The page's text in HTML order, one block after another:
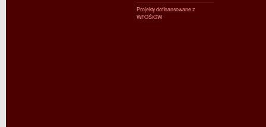
Projekty dofinansowane z
WFOŚiGW